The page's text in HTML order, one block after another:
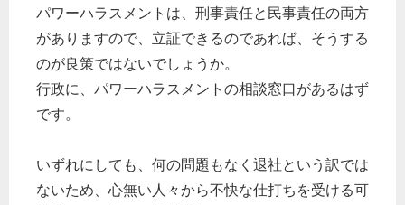
パワーハラスメントは、刑事責任と民事責任の両方
がありますので、立証できるのであれば、そうする
のが良策ではないでしょうか。
行政に、パワーハラスメントの相談窓口があるはず
です。
いずれにしても、何の問題もなく退社という訳では
ないため、心無い人々から不快な仕打ちを受ける可